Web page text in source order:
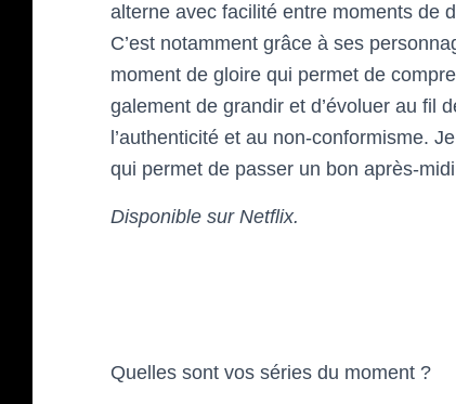
alterne avec facilité entre moments de
C’est notamment grâce à ses
moment de gloire qui permet de
galement de grandir et d’évoluer au fil
l’authenticité et au non-conformisme.
qui permet de passer un bon après-
Disponible sur Netflix.
Quelles sont vos séries du moment ?